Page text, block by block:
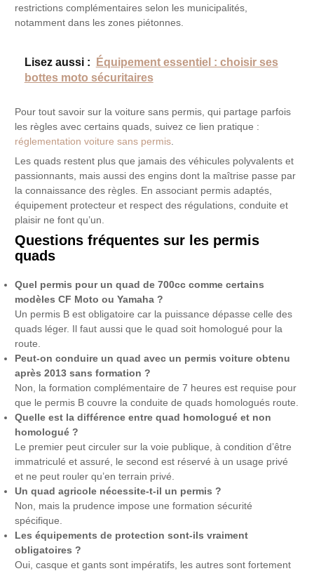
restrictions complémentaires selon les municipalités,
notamment dans les zones piétonnes.
Lisez aussi :
Équipement essentiel : choisir ses
bottes moto sécuritaires
Pour tout savoir sur la voiture sans permis, qui partage parfois
les règles avec certains quads, suivez ce lien pratique :
réglementation voiture sans permis
Les quads restent plus que jamais des véhicules polyvalents et
passionnants, mais aussi des engins dont la maîtrise passe par
la connaissance des règles. En associant permis adaptés,
équipement protecteur et respect des régulations, conduite et
plaisir ne font qu’un.
Questions fréquentes sur les permis
quads
Quel permis pour un quad de 700cc comme certains
modèles CF Moto ou Yamaha ?
Un permis B est obligatoire car la puissance dépasse celle des
quads léger. Il faut aussi que le quad soit homologué pour la
route.
Peut-on conduire un quad avec un permis voiture obtenu
après 2013 sans formation ?
Non, la formation complémentaire de 7 heures est requise pour
que le permis B couvre la conduite de quads homologués route.
Quelle est la différence entre quad homologué et non
homologué ?
Le premier peut circuler sur la voie publique, à condition d’être
immatriculé et assuré, le second est réservé à un usage privé
et ne peut rouler qu’en terrain privé.
Un quad agricole nécessite-t-il un permis ?
Non, mais la prudence impose une formation sécurité
spécifique.
Les équipements de protection sont-ils vraiment
obligatoires ?
Oui, casque et gants sont impératifs, les autres sont fortement